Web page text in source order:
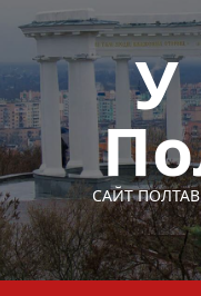
Перейти
вмісту
У
САЙТ